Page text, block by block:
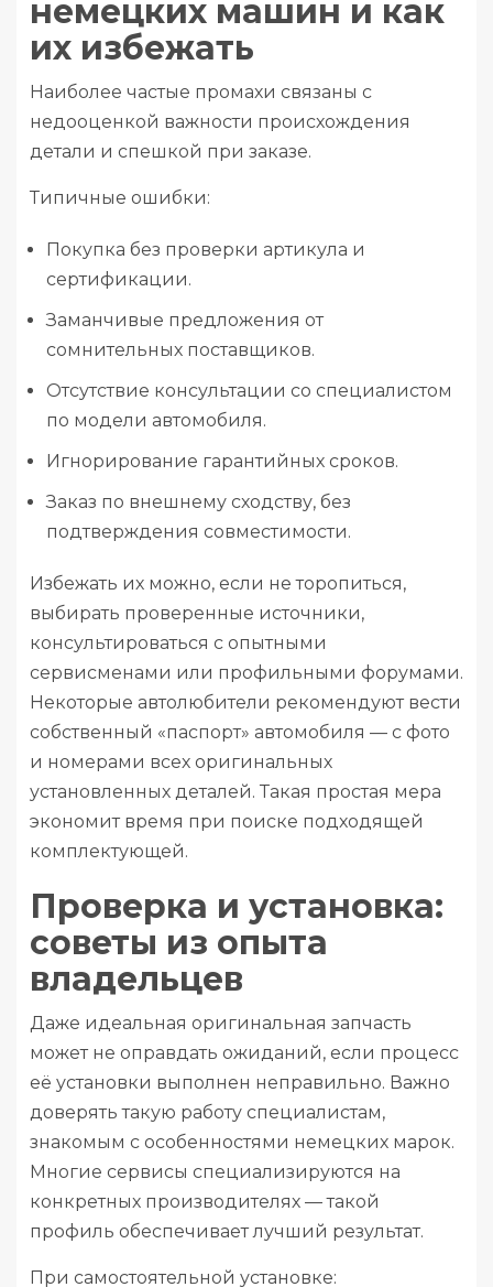
немецких машин и как
их избежать
Наиболее частые промахи связаны с
недооценкой важности происхождения
детали и спешкой при заказе.
Типичные ошибки:
Покупка без проверки артикула и
сертификации.
Заманчивые предложения от
сомнительных поставщиков.
Отсутствие консультации со специалистом
по модели автомобиля.
Игнорирование гарантийных сроков.
Заказ по внешнему сходству, без
подтверждения совместимости.
Избежать их можно, если не торопиться,
выбирать проверенные источники,
консультироваться с опытными
сервисменами или профильными форумами.
Некоторые автолюбители рекомендуют вести
собственный «паспорт» автомобиля — с фото
и номерами всех оригинальных
установленных деталей. Такая простая мера
экономит время при поиске подходящей
комплектующей.
Проверка и установка:
советы из опыта
владельцев
Даже идеальная оригинальная запчасть
может не оправдать ожиданий, если процесс
её установки выполнен неправильно. Важно
доверять такую работу специалистам,
знакомым с особенностями немецких марок.
Многие сервисы специализируются на
конкретных производителях — такой
профиль обеспечивает лучший результат.
При самостоятельной установке: